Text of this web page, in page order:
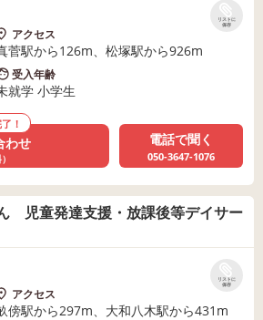
リストに
保存
アクセス
菅駅から126m、松塚駅から926m
受入年齢
就学 小学生
！
わせ 電話で聞く
050-3647-1076
児童発達支援・放課後等デイサー
リストに
保存
アクセス
傍駅から297m、大和八木駅から431m